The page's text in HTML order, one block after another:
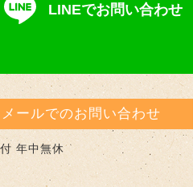
LINEでお問い合わせ
メールでのお問い合わせ
年中無休